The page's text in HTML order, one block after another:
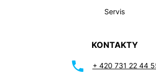
Servis
KONTAKTY
+ 420 731 22 44